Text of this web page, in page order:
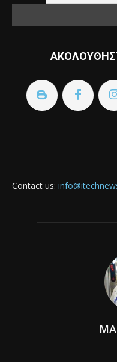
Contact us: